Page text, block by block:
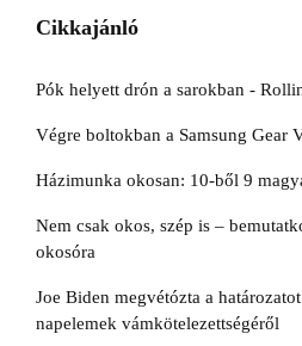
Cikkajánló
Pók helyett drón a sarokban -
Végre boltokban a Samsung Gear
Házimunka okosan: 10-ből 9
Nem csak okos, szép is –
okosóra
Joe Biden megvétózta a
napelemek vámkötelezettségéről